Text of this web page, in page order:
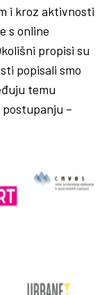
i kroz aktivnosti
s online
propisi su
popisali smo
temu
–